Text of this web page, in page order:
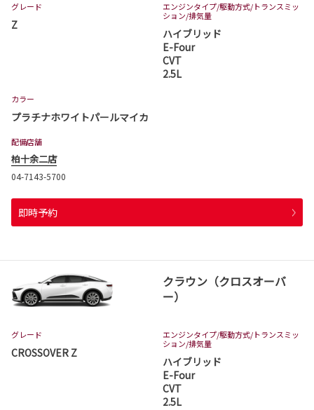
グレード
Z
エンジンタイプ/駆動方式/トランスミッ
ション/排気量
ハイブリッド
E-Four
CVT
2.5L
カラー
プラチナホワイトパールマイカ
配備店舗
柏十余二店
04-7143-5700
即時予約
クラウン（クロスオーバ
ー）
グレード
CROSSOVER Z
エンジンタイプ/駆動方式/トランスミッ
ション/排気量
ハイブリッド
E-Four
CVT
2.5L